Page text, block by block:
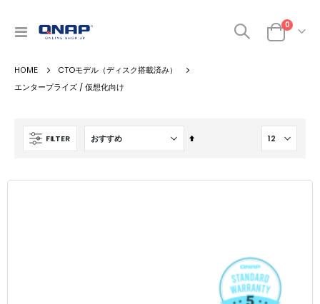
ナ
呼
ぶ
カート
0商品
CTOモデル（ディスク搭載済み）
エンタープライズ / 仮想化向け
FILTER
降